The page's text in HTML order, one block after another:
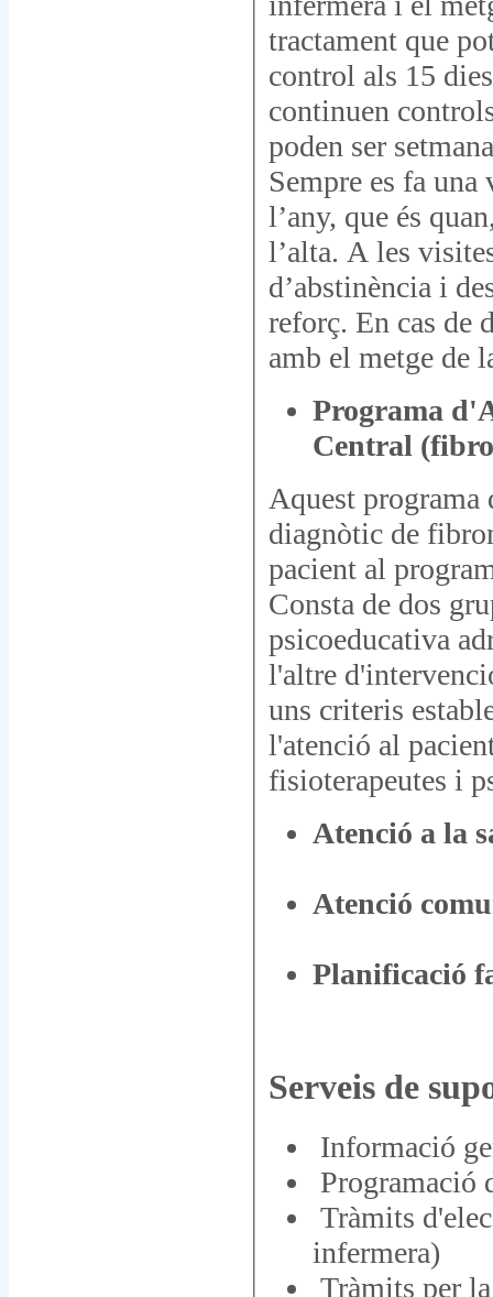
tractament que
control als 15
continuen
poden ser
Sempre es fa
l’any, que és
l’alta. A les
d’abstinència i
reforç. En cas de
amb el metge de
Programa
Central
Aquest programa
diagnòtic de
pacient al
Consta de dos
psicoeducativa
l'altre
uns criteris
l'atenció al
fisioterapeutes i
Atenció a la
Atenció
Planificació
Serveis de
Informació
Programació
Tràmits
infermera)
Tràmits per